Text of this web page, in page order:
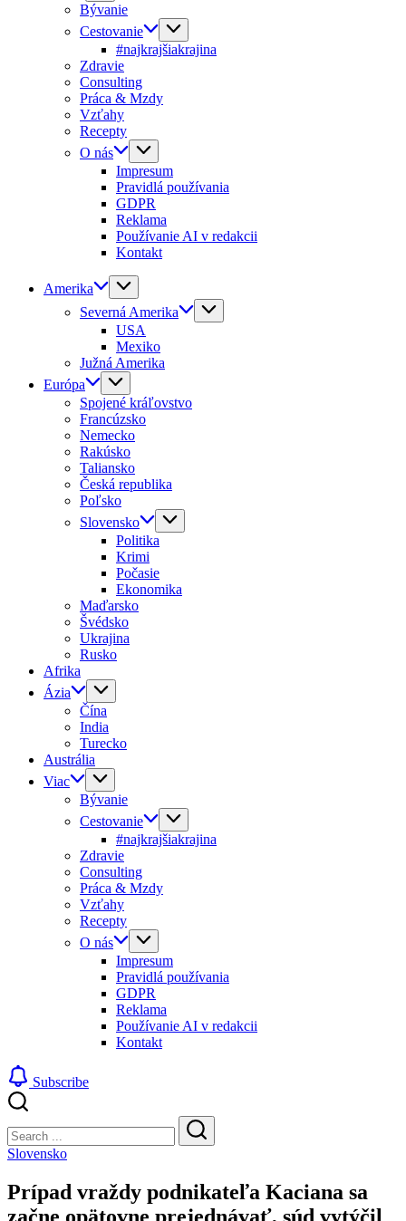
Bývanie
Cestovanie
#najkrajšiakrajina
Zdravie
Consulting
Práca & Mzdy
Vzťahy
Recepty
O nás
Impresum
Pravidlá používania
GDPR
Reklama
Používanie AI v redakcii
Kontakt
Amerika
Severná Amerika
USA
Mexiko
Južná Amerika
Európa
Spojené kráľovstvo
Francúzsko
Nemecko
Rakúsko
Taliansko
Česká republika
Poľsko
Slovensko
Politika
Krimi
Počasie
Ekonomika
Maďarsko
Švédsko
Ukrajina
Rusko
Afrika
Ázia
Čína
India
Turecko
Austrália
Viac
Bývanie
Cestovanie
#najkrajšiakrajina
Zdravie
Consulting
Práca & Mzdy
Vzťahy
Recepty
O nás
Impresum
Pravidlá používania
GDPR
Reklama
Používanie AI v redakcii
Kontakt
Subscribe
Search
Search
Slovensko
Prípad vraždy podnikateľa Kaciana sa